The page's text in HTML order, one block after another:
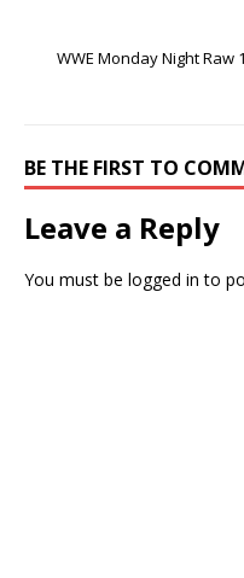
WWE Monday Night Raw
BE THE FIRST TO
Leave a Reply
You must be logged in to